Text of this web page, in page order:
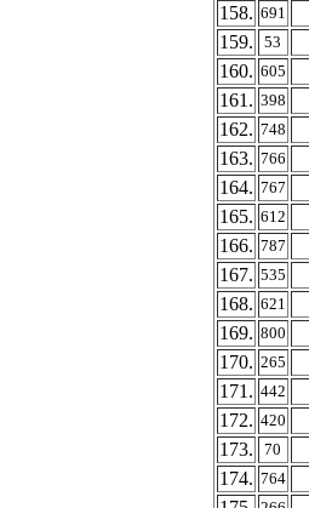
158. 691
159.
53
160. 605
161. 398
162. 748
163. 766
164. 767
165. 612
166. 787
167. 535
168. 621
169. 800
170. 265
171. 442
172. 420
173.
70
174. 764